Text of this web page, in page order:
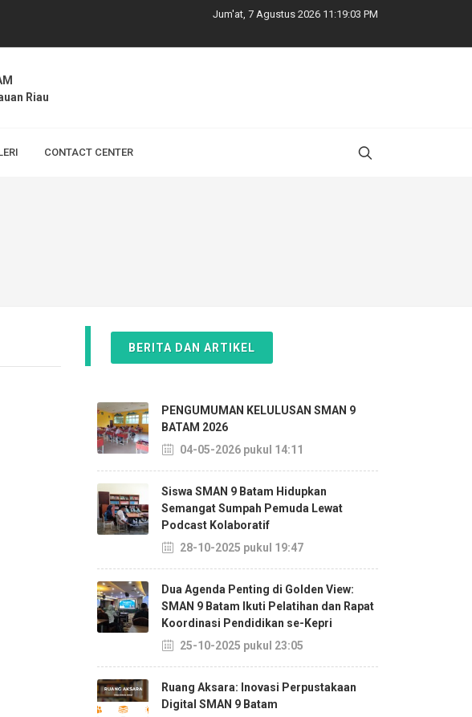
Jum'at, 7 Agustus 2026 11:19:04 PM
Riau
CONTACT CENTER
BERITA DAN ARTIKEL
PENGUMUMAN KELULUSAN SMAN 9
BATAM 2026
04-05-2026 pukul 14:11
Siswa SMAN 9 Batam Hidupkan
Semangat Sumpah Pemuda Lewat
Podcast Kolaboratif
28-10-2025 pukul 19:47
Dua Agenda Penting di Golden View:
SMAN 9 Batam Ikuti Pelatihan dan Rapat
Koordinasi Pendidikan se-Kepri
25-10-2025 pukul 23:05
Ruang Aksara: Inovasi Perpustakaan
Digital SMAN 9 Batam